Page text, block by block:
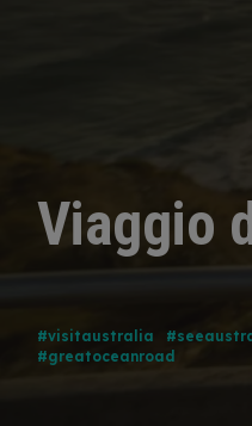
Viaggio
#visitaustralia
#greatoceanroad